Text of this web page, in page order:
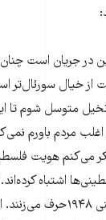
در جریان است
خیال سورئال‌تر
متوسل شوم تا
مردم باورم
می‌کنم هویت
اشتباه کرده‌اند.
تأسیس اسرائیل یعنی